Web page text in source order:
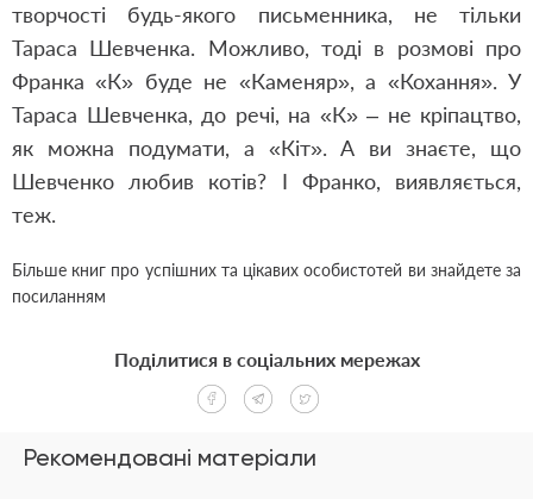
творчості будь-якого письменника, не тільки
Тараса Шевченка. Можливо, тоді в розмові про
Франка «К» буде не «Каменяр», а «Кохання». У
Тараса Шевченка, до речі, на «К» – не кріпацтво,
як можна подумати, а «Кіт». А ви знаєте, що
Шевченко любив котів? І Франко, виявляється,
теж.
Більше книг про успішних та цікавих особистотей ви знайдете за
посиланням
Рекомендовані матеріали
Поділитися в соціальних мережах